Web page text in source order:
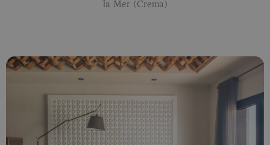
la Mer (Crema)